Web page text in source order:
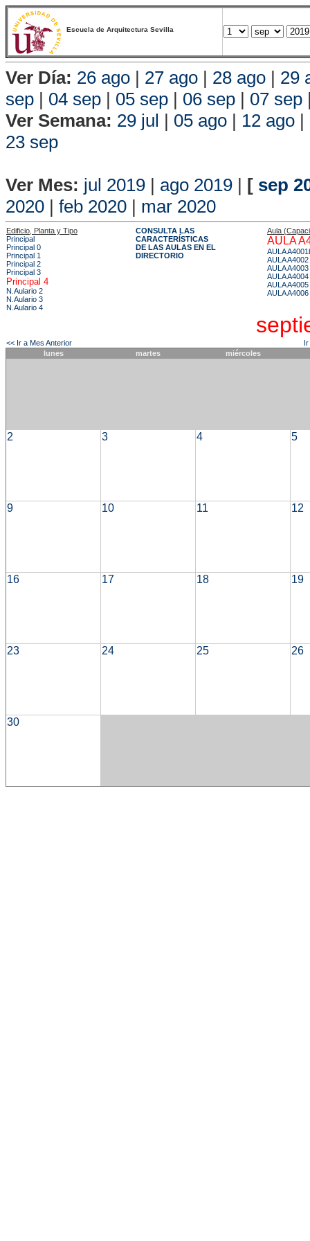
Escuela de Arquitectura Sevilla
Ver Día: 26 ago | 27 ago | 28 ago | 29
sep | 04 sep | 05 sep | 06 sep | 07 sep
Ver Semana: 29 jul | 05 ago | 12 ago |
23 sep
Ver Mes: jul 2019 | ago 2019 | [ sep
2020 | feb 2020 | mar 2020
Edificio, Planta y Tipo
Principal
Principal 0
Principal 1
Principal 2
Principal 3
Principal 4
N.Aulario 2
N.Aulario 3
N.Aulario 4
CONSULTA LAS
CARACTERÍSTICAS
DE LAS AULAS EN EL
DIRECTORIO
Aula
AULA
AULA
AULA A4002
AULA A4003
AULA A4004
AULA A4005
AULA A4006
<< Ir a Mes Anterior
lunes
martes miércoles
2 3 4 5
9 10 11 12
16 17 18 19
23 24 25 26
30